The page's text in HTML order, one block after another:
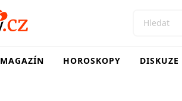
MAGAZÍN HOROSKOPY DISKUZE